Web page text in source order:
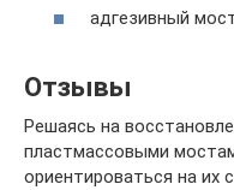
адгезивный
Отзывы
Решаясь на
пластмассовыми
ориентироваться на их